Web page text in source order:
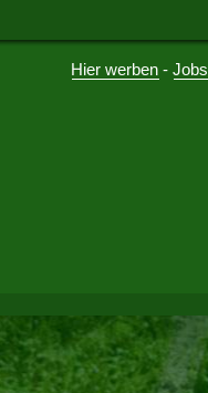
Hier werben -Jobs